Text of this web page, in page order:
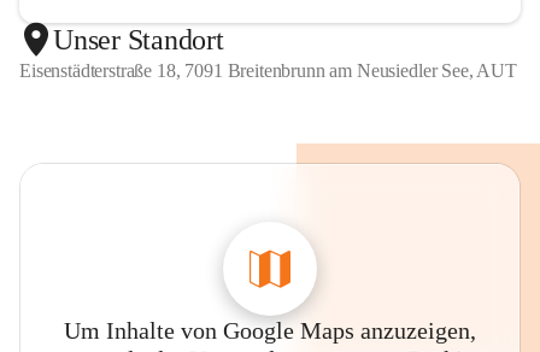
Unser Standort
Eisenstädterstraße 18, 7091 Breitenbrunn am Neusiedler See, AUT
Um Inhalte von Google Maps anzuzeigen,